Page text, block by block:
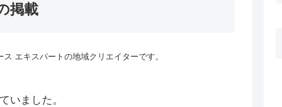
掲載
エキスパートの地域クリエイターです。
いました。